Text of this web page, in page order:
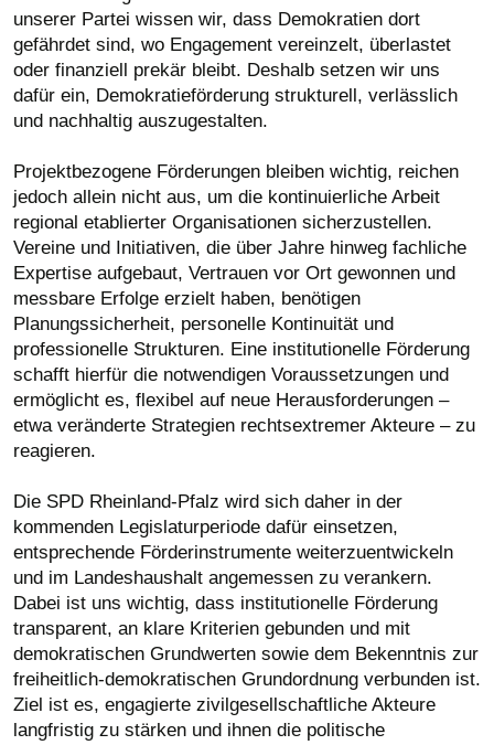
unserer Partei wissen wir, dass Demokratien dort
gefährdet sind, wo Engagement vereinzelt, überlastet
oder finanziell prekär bleibt. Deshalb setzen wir uns
dafür ein, Demokratieförderung strukturell, verlässlich
und nachhaltig auszugestalten.
Projektbezogene Förderungen bleiben wichtig, reichen
jedoch allein nicht aus, um die kontinuierliche Arbeit
regional etablierter Organisationen sicherzustellen.
Vereine und Initiativen, die über Jahre hinweg fachliche
Expertise aufgebaut, Vertrauen vor Ort gewonnen und
messbare Erfolge erzielt haben, benötigen
Planungssicherheit, personelle Kontinuität und
professionelle Strukturen. Eine institutionelle Förderung
schafft hierfür die notwendigen Voraussetzungen und
ermöglicht es, flexibel auf neue Herausforderungen –
etwa veränderte Strategien rechtsextremer Akteure – zu
reagieren.
Die SPD Rheinland-Pfalz wird sich daher in der
kommenden Legislaturperiode dafür einsetzen,
entsprechende Förderinstrumente weiterzuentwickeln
und im Landeshaushalt angemessen zu verankern.
Dabei ist uns wichtig, dass institutionelle Förderung
transparent, an klare Kriterien gebunden und mit
demokratischen Grundwerten sowie dem Bekenntnis zur
freiheitlich-demokratischen Grundordnung verbunden ist.
Ziel ist es, engagierte zivilgesellschaftliche Akteure
langfristig zu stärken und ihnen die politische